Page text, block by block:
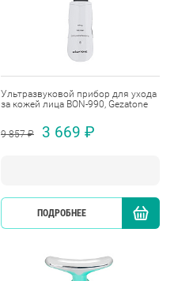
КУПИТЬ
Ультразвуковой прибор для ухода
за кожей лица BON-990, Gezatone
9 857 ₽ 3 669 ₽
ПОДРОБНЕЕ